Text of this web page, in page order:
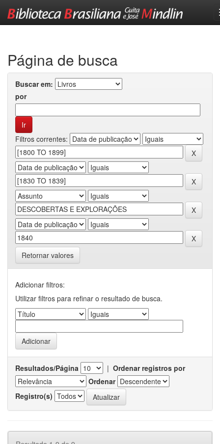
Página de busca
Buscar em:
por
Filtros correntes:
Retornar valores
Adicionar filtros:
Utilizar filtros para refinar o resultado de busca.
Resultados/Página | Ordenar registros por
Ordenar
Registro(s)